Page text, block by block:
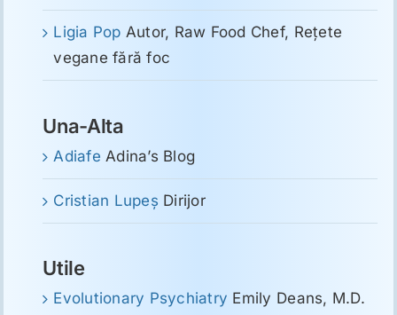
Ligia Pop Autor, Raw Food Chef, Reţete
vegane fără foc
Una-Alta
Adiafe Adina’s Blog
Cristian Lupeş Dirijor
Utile
Evolutionary Psychiatry Emily Deans, M.D.